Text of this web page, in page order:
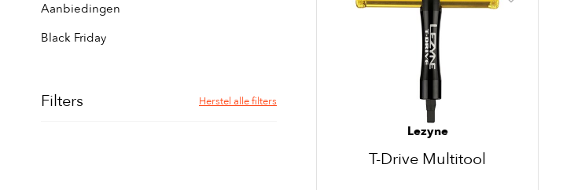
Aanbiedingen
Black Friday
Filters Herstel alle filters
Lezyne
T-Drive Multitool